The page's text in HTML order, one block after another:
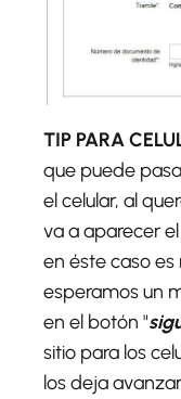
TIP PARA
que puede
el celular, al
va a aparecer
en éste caso es
esperamos un
en el botón "
sitio para los
los deja